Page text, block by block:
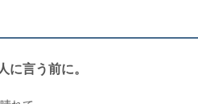
に言う前に。